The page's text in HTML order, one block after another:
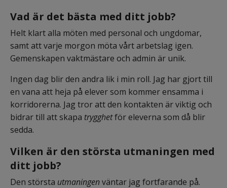
Vad är det bästa med ditt jobb?
Helt klart alla möten med personal och ungdomar,
samt att varje morgon möta vårt arbetslag igen.
Gemenskapen vaktmästare och admin är unik.
Ingen dag blir den andra lik i min roll. Jag har gjort till
en vana att heja på elever som kommer ensamma i
korridorerna. Jag tror att den kontakten är viktig och
bidrar till att skapa trygghet för eleverna som då blir
sedda.
Vilken är den största utmaningen med
ditt jobb?
Den största utmaningen väntar jag fortfarande på.